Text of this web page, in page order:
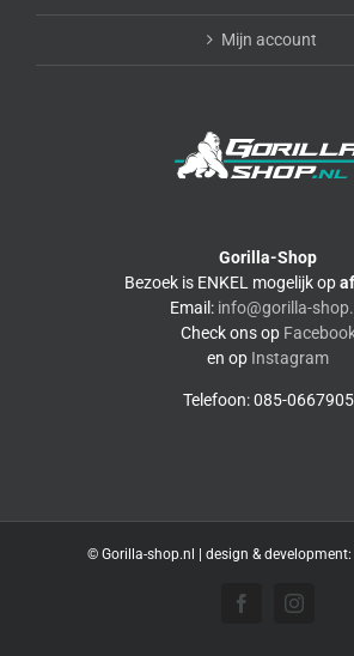
Mijn account
Gorilla-Shop
Bezoek is ENKEL mogelijk op
Email: info@gorilla-
Check ons op
en op Instagram
Telefoon: 085-0667905
© Gorilla-shop.nl | design & development:
Facebook